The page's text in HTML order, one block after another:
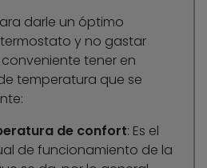
darle un óptimo
y no gastar
tener en
temperatura que se
de confort: Es el
de funcionamiento de la